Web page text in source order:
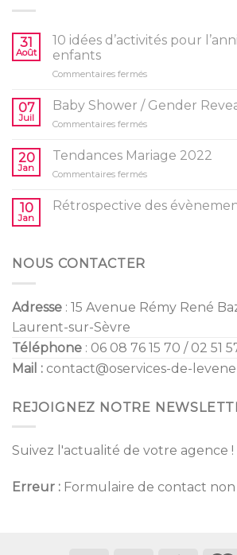
31
Août
10 idées d’activités pour
enfants
Commentaires ferméssur
idées
pour
de
07
Juil
Baby Shower / Gender
Commentaires ferméssur
Shower
Gender
20
Jan
Tendances Mariage 2022
Commentaires ferméssur
Mariage
10
Jan
Rétrospective des
NOUS CONTACTER
Adresse : 15 Avenue Rémy René
Laurent-sur-Sèvre
Téléphone : 06 08 76 15 70 / 02 51
Mail : contact@oservices-de-
REJOIGNEZ NOTRE
Suivez l'actualité de votre agence !
Erreur : Formulaire de contact